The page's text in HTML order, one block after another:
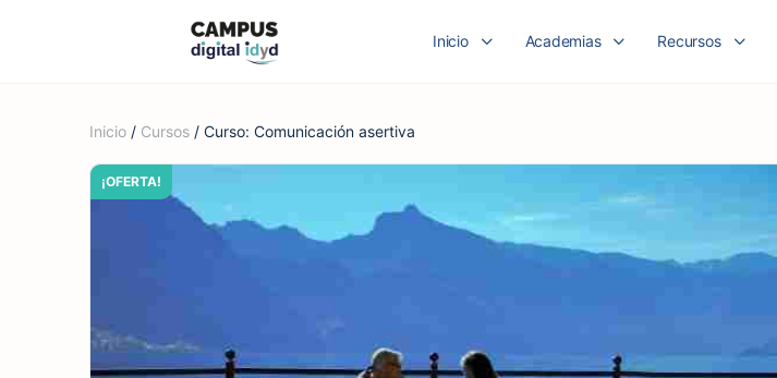
Inicio Academias Recursos
Inicio / Cursos / Curso: Comunicación asertiva
¡OFERTA!